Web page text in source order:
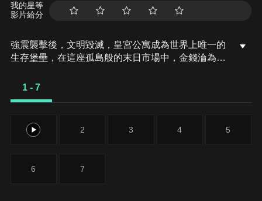
我的星等
影片給分
強震襲擊後，文明毀滅，皇宮公寓成為世界上唯一的
生存堡壘，在這座孤島般的末日市場中，金錢淪為廢
都在此進行以物易物的生存遊戲，在這一個崩壞的世
階級與秩序也開始逐漸崩壞...。
1 - 7
1 2 3 4 5
6 7